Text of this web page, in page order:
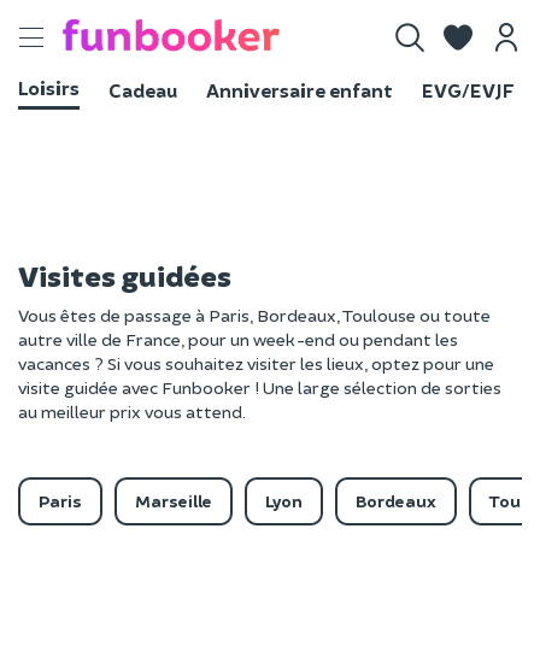
Toggle
Loisirs
Cadeau Anniversaire enfant EVG/EVJF
Visites guidées
Vous êtes de passage à Paris, Bordeaux, Toulouse ou toute
autre ville de France, pour un week-end ou pendant les
vacances ? Si vous souhaitez visiter les lieux, optez pour une
visite guidée avec Funbooker ! Une large sélection de sorties
au meilleur prix vous attend.
Paris Marseille Lyon Bordeaux